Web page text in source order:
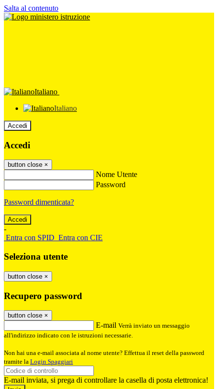
Salta al contenuto
Italiano
Italiano
Accedi
Accedi
button close ×
Nome Utente
Password
Password dimenticata?
-
Entra con SPID Entra con CIE
Seleziona utente
button close ×
Recupero password
button close ×
E-mail Verrà inviato un messaggio
all'indirizzo indicato con le istruzioni necessarie.
Non hai una e-mail associata al nome utente? Effettua il reset della password
tramite la Login Spaggiari
E-mail inviata, si prega di controllare la casella di posta elettronica!